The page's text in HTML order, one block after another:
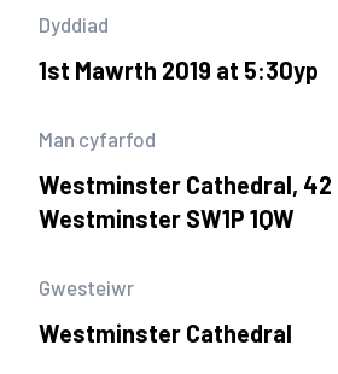
Dyddiad
1st Mawrth 2019 at 5:30yp
Man cyfarfod
Westminster Cathedral, 42
Westminster SW1P 1QW
Gwesteiwr
Westminster Cathedral